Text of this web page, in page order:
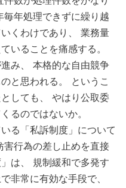
年処理できずに繰り越
くわけであり、 業務量
いることを痛感する。
み、 本格的な自由競争
と思われる。 というこ
しても、 やはり公取委
るのではないか。
る「私訴制度」について
行為の差し止めを直接
は、 規制緩和で多発す
非常に有効な手段で、